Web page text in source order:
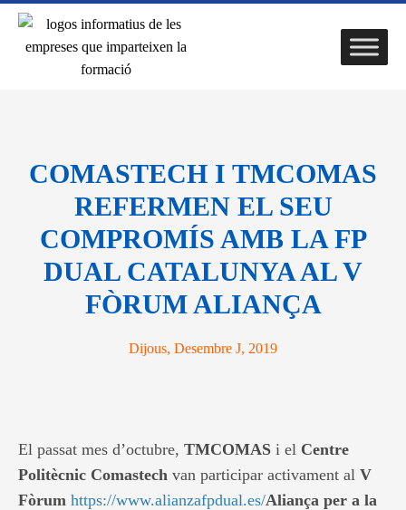
COMASTECH I TMCOMAS
REFERMEN EL SEU
COMPROMÍS AMB LA FP
DUAL CATALUNYA AL V
FÒRUM ALIANÇA
Dijous, Desembre J, 2019
El passat mes d’octubre, TMCOMAS i el Centre
Politècnic Comastech van participar activament al V
Fòrum https://www.alianzafpdual.es/Aliança per a la